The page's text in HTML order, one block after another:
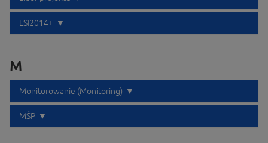
LSI2014+
M
Monitorowanie (Monitoring)
MŚP